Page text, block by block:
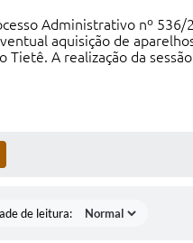
Administrativo nº
aquisição de
A realização da
de leitura: